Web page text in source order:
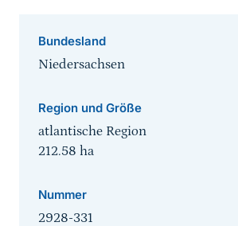
Bundesland
Niedersachsen
Region und Größe
atlantische Region
212.58 ha
Nummer
2928-331